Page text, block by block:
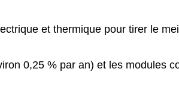
et thermique pour tirer le
0,25 % par an) et les modules